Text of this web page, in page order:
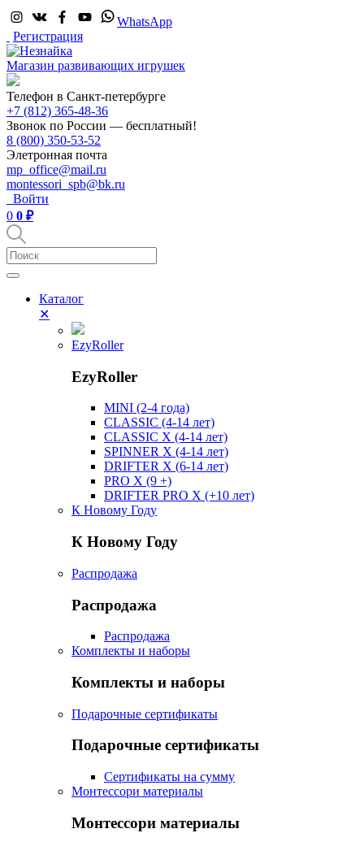
WhatsApp
Регистрация
Магазин развивающих игрушек
Телефон в Санкт-петербурге
+7 (812) 365-48-36
Звонок по России — бесплатный!
8 (800) 350-53-52
Элетронная почта
mp_office@mail.ru
montessori_spb@bk.ru
Войти
0 0 ₽
Каталог
✕
EzyRoller
EzyRoller
MINI (2-4 года)
CLASSIC (4-14 лет)
CLASSIC X (4-14 лет)
SPINNER X (4-14 лет)
DRIFTER X (6-14 лет)
PRO X (9 +)
DRIFTER PRO X (+10 лет)
К Новому Году
К Новому Году
Распродажа
Распродажа
Распродажа
Комплекты и наборы
Комплекты и наборы
Подарочные сертификаты
Подарочные сертификаты
Сертификаты на сумму
Монтессори материалы
Монтессори материалы